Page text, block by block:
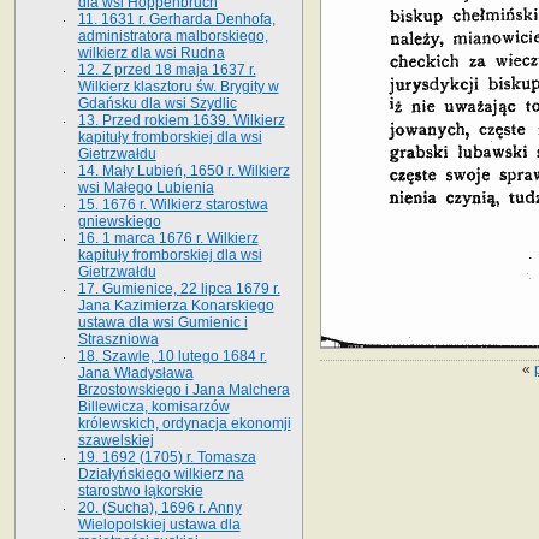
«
11. 1631 r. Gerharda Denhofa,
administratora malborskiego,
wilkierz dla wsi Rudna
12. Z przed 18 maja 1637 r.
Wilkierz klasztoru św. Brygity w
Gdańsku dla wsi Szydlic
13. Przed rokiem 1639. Wilkierz
kapituły fromborskiej dla wsi
Gietrzwałdu
14. Mały Lubień, 1650 r. Wilkierz
wsi Małego Lubienia
15. 1676 r. Wilkierz starostwa
gniewskiego
16. 1 marca 1676 r. Wilkierz
kapituły fromborskiej dla wsi
Gietrzwałdu
17. Gumienice, 22 lipca 1679 r.
Jana Kazimierza Konarskiego
ustawa dla wsi Gumienic i
Straszniowa
18. Szawle, 10 lutego 1684 r.
Jana Władysława
Brzostowskiego i Jana Malchera
Billewicza, komisarzów
królewskich, ordynacja ekonomji
szawelskiej
19. 1692 (1705) r. Tomasza
Działyńskiego wilkierz na
starostwo łąkorskie
20. (Sucha), 1696 r. Anny
Wielopolskiej ustawa dla